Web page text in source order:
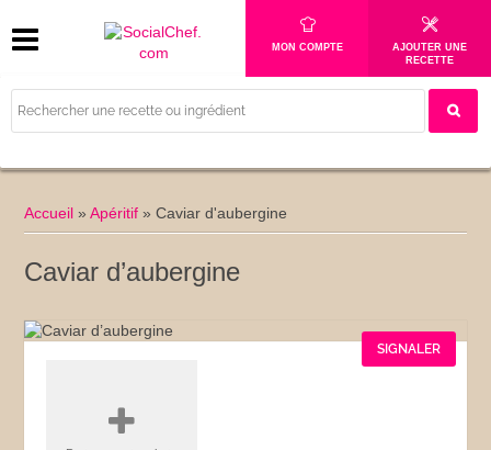
MON COMPTE
AJOUTER UNE
RECETTE
Accueil »Apéritif »Caviar d'aubergine
Caviar d’aubergine
SIGNALER